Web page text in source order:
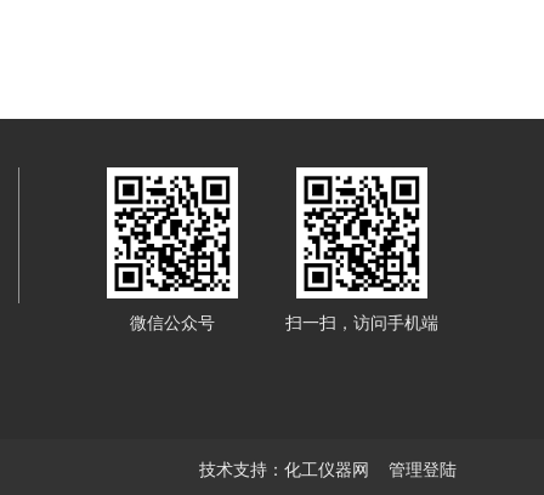
微信公众号 扫一扫，访问手机端
技术支持： 化工仪器网 管理登陆